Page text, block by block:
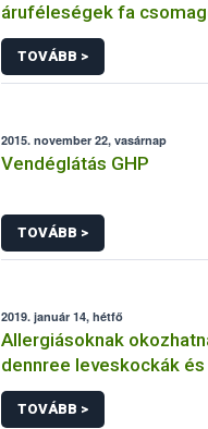
áruféleségek fa
TOVÁBB >
2015. november 22, vasárnap
Vendéglátás GHP
TOVÁBB >
2019. január 14, hétfő
Allergiásoknak
dennree leveskockák
zöldségkeverékek
TOVÁBB >